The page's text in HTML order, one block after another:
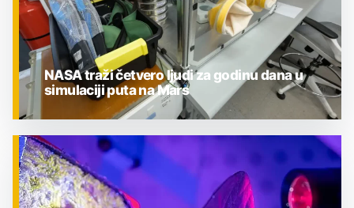
ZNANOST
NASA traži četvero ljudi za godinu dana u
simulaciji puta na Mars